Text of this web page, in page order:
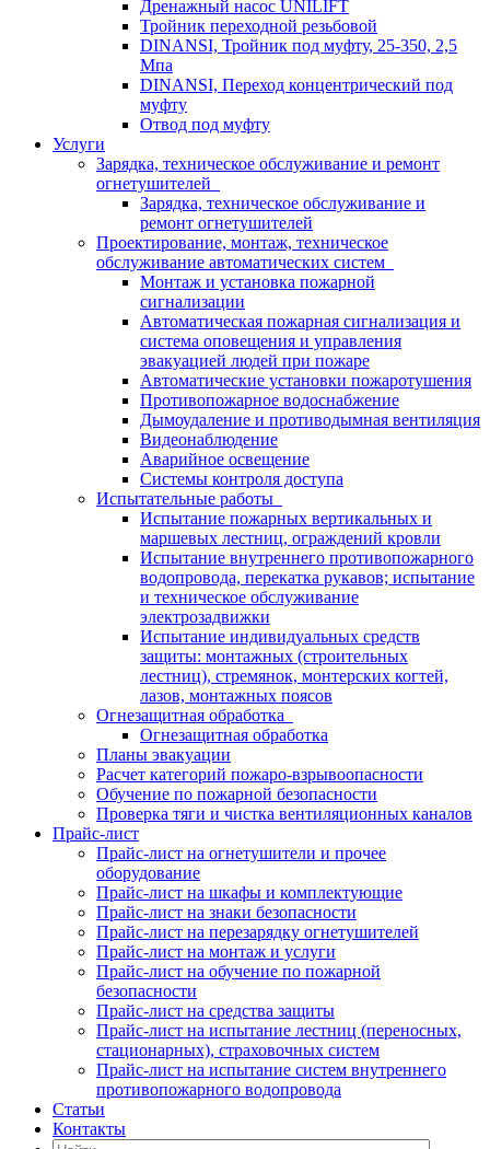
Дренажный насос UNILIFT
Тройник переходной резьбовой
DINANSI, Тройник под муфту, 25-350, 2,5
Мпа
DINANSI, Переход концентрический под
муфту
Отвод под муфту
Услуги
Зарядка, техническое обслуживание и ремонт
огнетушителей
Зарядка, техническое обслуживание и
ремонт огнетушителей
Проектирование, монтаж, техническое
обслуживание автоматических систем
Монтаж и установка пожарной
сигнализации
Автоматическая пожарная сигнализация и
система оповещения и управления
эвакуацией людей при пожаре
Автоматические установки пожаротушения
Противопожарное водоснабжение
Дымоудаление и противодымная вентиляция
Видеонаблюдение
Аварийное освещение
Системы контроля доступа
Испытательные работы
Испытание пожарных вертикальных и
маршевых лестниц, ограждений кровли
Испытание внутреннего противопожарного
водопровода, перекатка рукавов; испытание
и техническое обслуживание
электрозадвижки
Испытание индивидуальных средств
защиты: монтажных (строительных
лестниц), стремянок, монтерских когтей,
лазов, монтажных поясов
Огнезащитная обработка
Огнезащитная обработка
Планы эвакуации
Расчет категорий пожаро-взрывоопасности
Обучение по пожарной безопасности
Проверка тяги и чистка вентиляционных каналов
Прайс-лист
Прайс-лист на огнетушители и прочее
оборудование
Прайс-лист на шкафы и комплектующие
Прайс-лист на знаки безопасности
Прайс-лист на перезарядку огнетушителей
Прайс-лист на монтаж и услуги
Прайс-лист на обучение по пожарной
безопасности
Прайс-лист на средства защиты
Прайс-лист на испытание лестниц (переносных,
стационарных), страховочных систем
Прайс-лист на испытание систем внутреннего
противопожарного водопровода
Статьи
Контакты